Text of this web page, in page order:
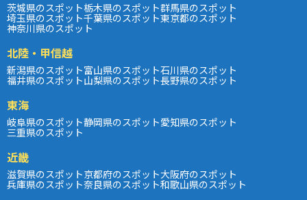
茨城県のスポット栃木県のスポット群馬県のスポット
埼玉県のスポット千葉県のスポット東京都のスポット
神奈川県のスポット
北陸・甲信越
新潟県のスポット富山県のスポット石川県のスポット
福井県のスポット山梨県のスポット長野県のスポット
東海
岐阜県のスポット静岡県のスポット愛知県のスポット
三重県のスポット
近畿
滋賀県のスポット京都府のスポット大阪府のスポット
兵庫県のスポット奈良県のスポット和歌山県のスポット